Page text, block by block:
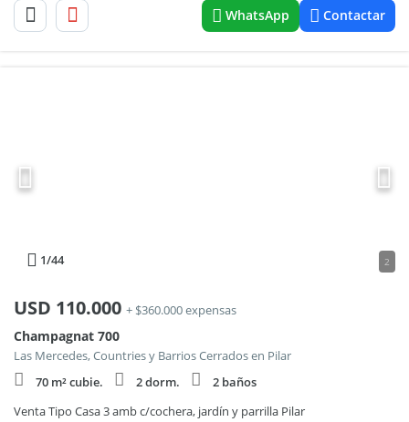
WhatsApp Contactar
1/44 2
USD 110.000 + $360.000 expensas
Champagnat 700
Las Mercedes, Countries y Barrios Cerrados en Pilar
70 m² cubie.
2 dorm.
2 baños
Venta Tipo Casa 3 amb c/cochera, jardín y parrilla Pilar